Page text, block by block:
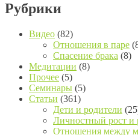
Рубрики
Видео (82)
Отношения в паре
Спасение брака (8)
Медитации (8)
Прочее (5)
Семинары (5)
Статьи (361)
Дети и родители
Личностный рост и
Отношения между